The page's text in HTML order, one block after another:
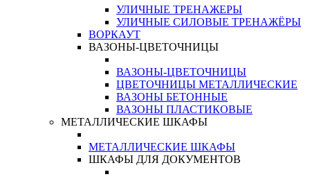
УЛИЧНЫЕ ТРЕНАЖЕРЫ
УЛИЧНЫЕ СИЛОВЫЕ ТРЕНАЖЁРЫ
ВОРКАУТ
ВАЗОНЫ-ЦВЕТОЧНИЦЫ
ВАЗОНЫ-ЦВЕТОЧНИЦЫ
ЦВЕТОЧНИЦЫ МЕТАЛЛИЧЕСКИЕ
ВАЗОНЫ БЕТОННЫЕ
ВАЗОНЫ ПЛАСТИКОВЫЕ
МЕТАЛЛИЧЕСКИЕ ШКАФЫ
МЕТАЛЛИЧЕСКИЕ ШКАФЫ
ШКАФЫ ДЛЯ ДОКУМЕНТОВ